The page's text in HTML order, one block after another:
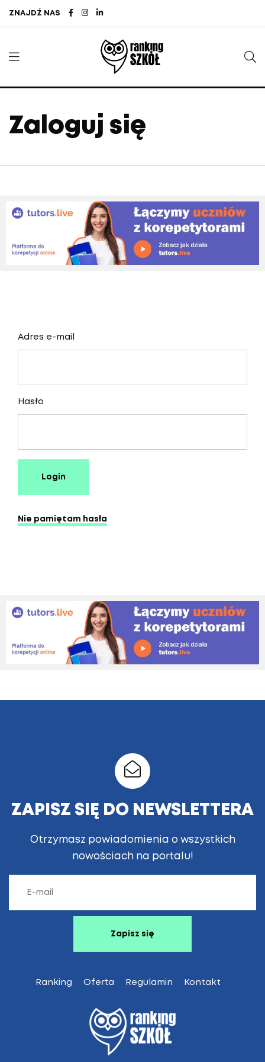
ZNAJDŹ NAS
Zaloguj się
Adres e-mail
Hasło
Login
Nie pamiętam hasła
ZAPISZ SIĘ DO NEWSLETTERA
Otrzymasz powiadomienia o wszystkich
nowościach na portalu!
Ranking Oferta Regulamin Kontakt